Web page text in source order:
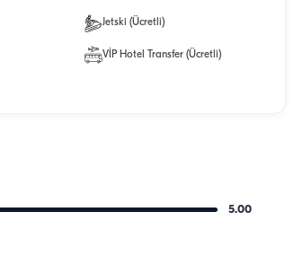
Jetski (Ücretli)
VİP Hotel Transfer (Ücretli)
5.00